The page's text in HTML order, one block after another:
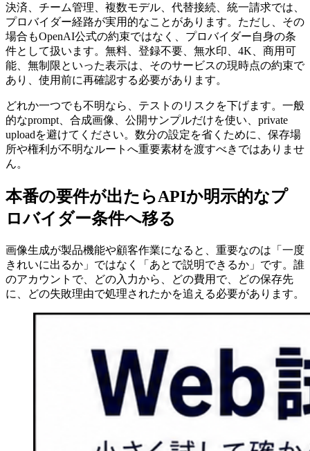
決済、チーム管理、複数モデル、代替接続、統一請求では、
プロバイダー経路が実用的なことがあります。ただし、その
場合もOpenAI公式の約束ではなく、プロバイダー自身の条
件として扱います。無料、登録不要、無水印、4K、商用可
能、無制限といった表示は、そのサービスの現時点の約束で
あり、使用前に再確認する必要があります。
どれか一つでも不明なら、テストのリスクを下げます。一般
的なprompt、合成画像、公開サンプルだけを使い、private
uploadを避けてください。数分の設定を省くために、保存場
所や権利が不明なルートへ重要素材を渡すべきではありませ
ん。
本番の要件が出たらAPIか明示的なプ
ロバイダー条件へ移る
画像生成が製品機能や顧客作業になると、重要なのは「一度
きれいに出るか」ではなく「あとで説明できるか」です。誰
のアカウントで、どの入力から、どの費用で、どの保存先
に、どの失敗理由で処理されたかを追える必要があります。